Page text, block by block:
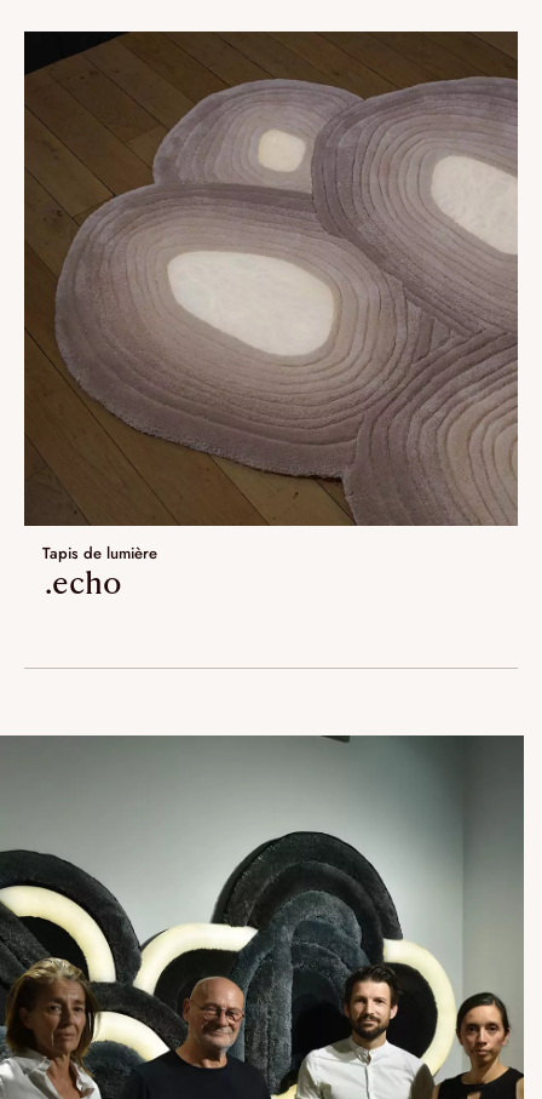
Tapis de lumière
.echo